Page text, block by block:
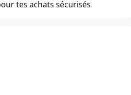
tes achats sécurisés